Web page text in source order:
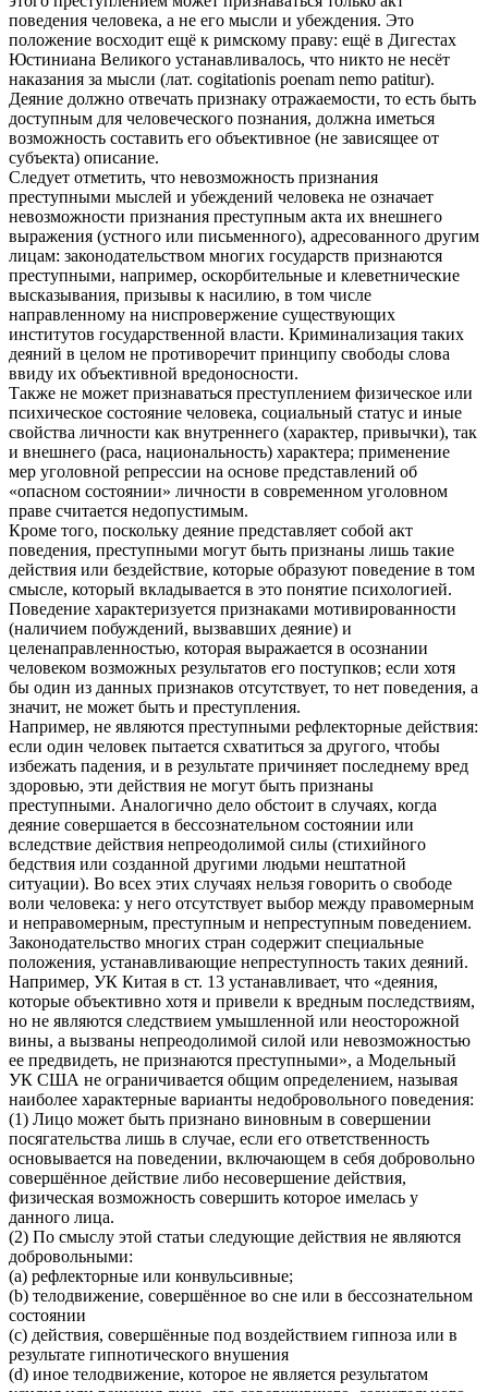
поведения человека, а не его мысли и убеждения. Это
положение восходит ещё к римскому праву: ещё в Дигестах
Юстиниана Великого устанавливалось, что никто не несёт
наказания за мысли (лат. cogitationis poenam nemo patitur).
Деяние должно отвечать признаку отражаемости, то есть быть
доступным для человеческого познания, должна иметься
возможность составить его объективное (не зависящее от
субъекта) описание.
Следует отметить, что невозможность признания
преступными мыслей и убеждений человека не означает
невозможности признания преступным акта их внешнего
выражения (устного или письменного), адресованного другим
лицам: законодательством многих государств признаются
преступными, например, оскорбительные и клеветнические
высказывания, призывы к насилию, в том числе
направленному на ниспровержение существующих
институтов государственной власти. Криминализация таких
деяний в целом не противоречит принципу свободы слова
ввиду их объективной вредоносности.
Также не может признаваться преступлением физическое или
психическое состояние человека, социальный статус и иные
свойства личности как внутреннего (характер, привычки), так
и внешнего (раса, национальность) характера; применение
мер уголовной репрессии на основе представлений об
«опасном состоянии» личности в современном уголовном
праве считается недопустимым.
Кроме того, поскольку деяние представляет собой акт
поведения, преступными могут быть признаны лишь такие
действия или бездействие, которые образуют поведение в том
смысле, который вкладывается в это понятие психологией.
Поведение характеризуется признаками мотивированности
(наличием побуждений, вызвавших деяние) и
целенаправленностью, которая выражается в осознании
человеком возможных результатов его поступков; если хотя
бы один из данных признаков отсутствует, то нет поведения, а
значит, не может быть и преступления.
Например, не являются преступными рефлекторные действия:
если один человек пытается схватиться за другого, чтобы
избежать падения, и в результате причиняет последнему вред
здоровью, эти действия не могут быть признаны
преступными. Аналогично дело обстоит в случаях, когда
деяние совершается в бессознательном состоянии или
вследствие действия непреодолимой силы (стихийного
бедствия или созданной другими людьми нештатной
ситуации). Во всех этих случаях нельзя говорить о свободе
воли человека: у него отсутствует выбор между правомерным
и неправомерным, преступным и непреступным поведением.
Законодательство многих стран содержит специальные
положения, устанавливающие непреступность таких деяний.
Например, УК Китая в ст. 13 устанавливает, что «деяния,
которые объективно хотя и привели к вредным последствиям,
но не являются следствием умышленной или неосторожной
вины, а вызваны непреодолимой силой или невозможностью
ее предвидеть, не признаются преступными», а Модельный
УК США не ограничивается общим определением, называя
наиболее характерные варианты недобровольного поведения:
(1) Лицо может быть признано виновным в совершении
посягательства лишь в случае, если его ответственность
основывается на поведении, включающем в себя добровольно
совершённое действие либо несовершение действия,
физическая возможность совершить которое имелась у
данного лица.
(2) По смыслу этой статьи следующие действия не являются
добровольными:
(a) рефлекторные или конвульсивные;
(b) телодвижение, совершённое во сне или в бессознательном
состоянии
(c) действия, совершённые под воздействием гипноза или в
результате гипнотического внушения
(d) иное телодвижение, которое не является результатом